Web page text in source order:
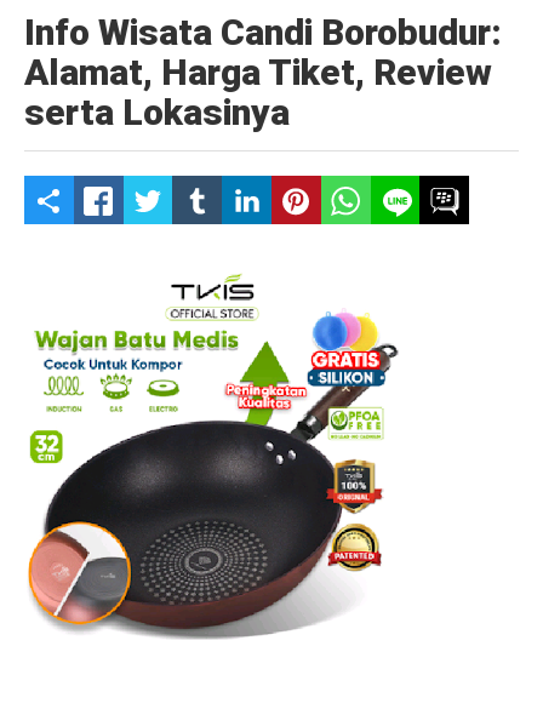
Info Wisata Candi Borobudur:
Alamat, Harga Tiket, Review
serta Lokasinya
S
t
s